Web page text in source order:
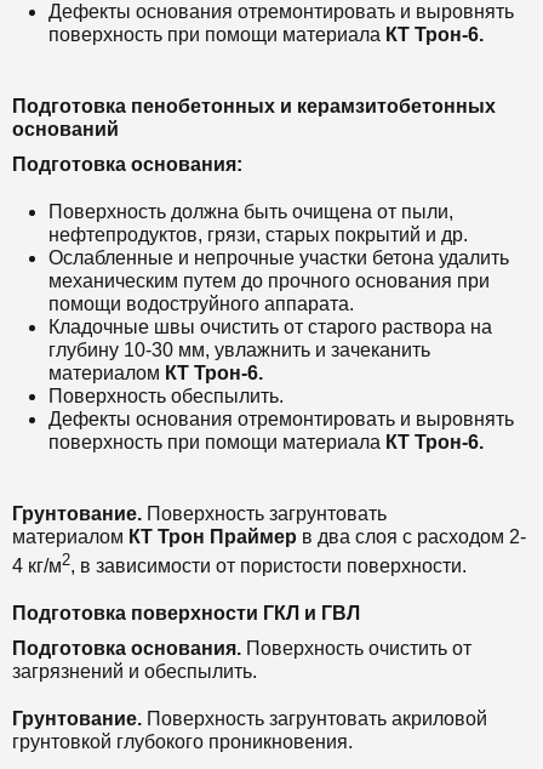
Дефекты основания отремонтировать и выровнять
поверхность при помощи материала КТ Трон-6.
Подготовка пенобетонных и керамзитобетонных
оснований
Подготовка основания:
Поверхность должна быть очищена от пыли,
нефтепродуктов, грязи, старых покрытий и др.
Ослабленные и непрочные участки бетона удалить
механическим путем до прочного основания при
помощи водоструйного аппарата.
Кладочные швы очистить от старого раствора на
глубину 10-30 мм, увлажнить и зачеканить
материалом КТ Трон-6.
Поверхность обеспылить.
Дефекты основания отремонтировать и выровнять
поверхность при помощи материала КТ Трон-6.
Грунтование. Поверхность загрунтовать
материалом КТ Трон Праймер в два слоя с расходом 2-
4 кг/м2, в зависимости от пористости поверхности.
Подготовка поверхности ГКЛ и ГВЛ
Подготовка основания. Поверхность очистить от
загрязнений и обеспылить.
Грунтование. Поверхность загрунтовать акриловой
грунтовкой глубокого проникновения.